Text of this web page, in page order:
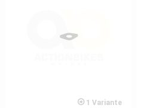
1 Variante